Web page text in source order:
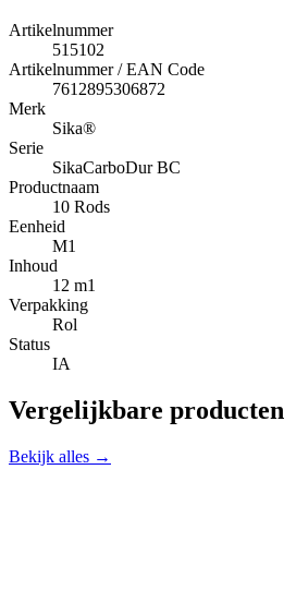
Artikelnummer
515102
Artikelnummer / EAN Code
7612895306872
Merk
Sika®
Serie
SikaCarboDur BC
Productnaam
10 Rods
Eenheid
M1
Inhoud
12 m1
Verpakking
Rol
Status
IA
Vergelijkbare producten
Bekijk alles →